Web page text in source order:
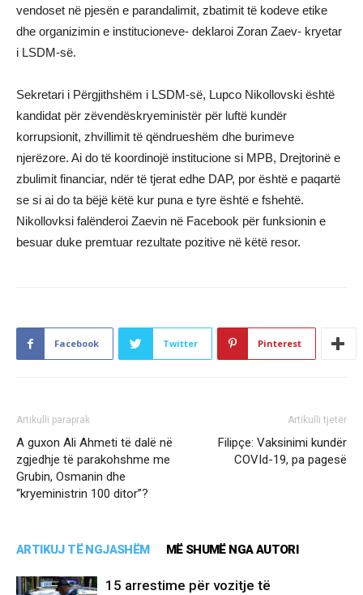
vendoset në pjesën e parandalimit, zbatimit të kodeve etike
dhe organizimin e institucioneve- deklaroi Zoran Zaev- kryetar
i LSDM-së.
Sekretari i Përgjithshëm i LSDM-së, Lupco Nikollovski është
kandidat për zëvendëskryeministër për luftë kundër
korrupsionit, zhvillimit të qëndrueshëm dhe burimeve
njerëzore. Ai do të koordinojë institucione si MPB, Drejtorinë e
zbulimit financiar, ndër të tjerat edhe DAP, por është e paqartë
se si ai do ta bëjë këtë kur puna e tyre është e fshehtë.
Nikollovksi falënderoi Zaevin në Facebook për funksionin e
besuar duke premtuar rezultate pozitive në këtë resor.
Facebook Twitter Pinterest
Artikulli paraprak
A guxon Ali Ahmeti të dalë në
zgjedhje të parakohshme me
Grubin, Osmanin dhe
“kryeministrin 100 ditor”?
Artikulli tjetër
Filipçe: Vaksinimi kundër
COVId-19, pa pagesë
ARTIKUJ TË NGJASHËM MË SHUMË NGA AUTORI
15 arrestime për vozitje të